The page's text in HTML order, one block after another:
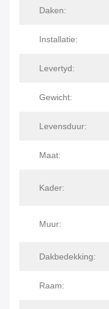
Daken:
Installatie:
Levertyd:
Gewicht:
Levensduur:
Maat:
Kader:
Muur:
Dakbedekking:
Raam: